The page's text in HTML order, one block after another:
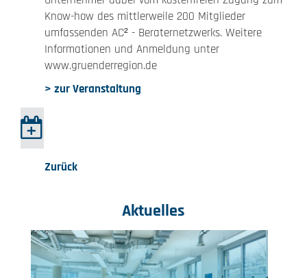
Know-how des mittlerweile 200 Mitglieder
umfassenden AC² - Beraternetzwerks. Weitere
Informationen und Anmeldung unter
www.gruenderregion.de
> zur Veranstaltung
Zurück
Aktuelles